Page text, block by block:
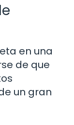
en una
de que
un gran